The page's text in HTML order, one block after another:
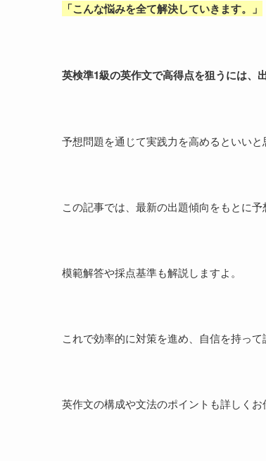
「こんな悩みを全て解決していきます。 」
英検準1級の英作文で高得点を狙うには、
予想問題を通じて実践力を高めるといいと
この記事では、最新の出題傾向をもとに予
模範解答や採点基準も解説しますよ。
これで効率的に対策を進め、自信を持って
英作文の構成や文法のポイントも詳しく